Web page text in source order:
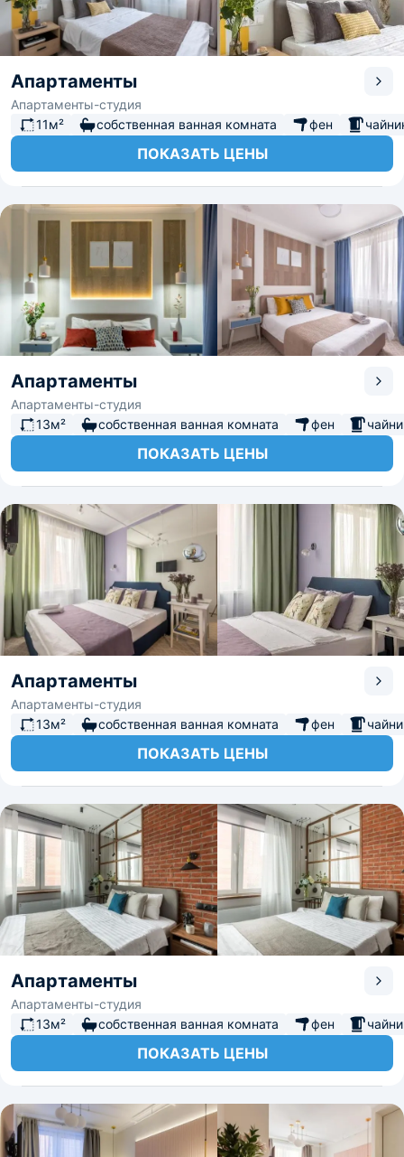
Апартаменты
Апартаменты-студия
11м²
собственная ванная комната фен
ПОКАЗАТЬ ЦЕНЫ
Апартаменты
Апартаменты-студия
13м²
собственная ванная комната фен
ПОКАЗАТЬ ЦЕНЫ
Апартаменты
Апартаменты-студия
13м²
собственная ванная комната фен
ПОКАЗАТЬ ЦЕНЫ
Апартаменты
Апартаменты-студия
13м²
собственная ванная комната фен
ПОКАЗАТЬ ЦЕНЫ